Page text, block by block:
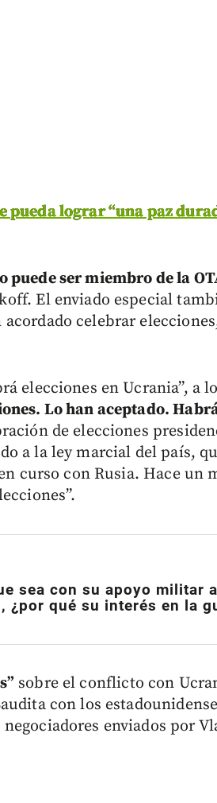
pueda lograr “una paz
puede ser miembro de la
El enviado especial
celebrar
elecciones en Ucrania”, a
Lo han aceptado.
de elecciones
a la ley marcial del país,
curso con Rusia. Hace un
sea con su apoyo militar
¿por qué su interés en la
sobre el conflicto con
con los
negociadores enviados por